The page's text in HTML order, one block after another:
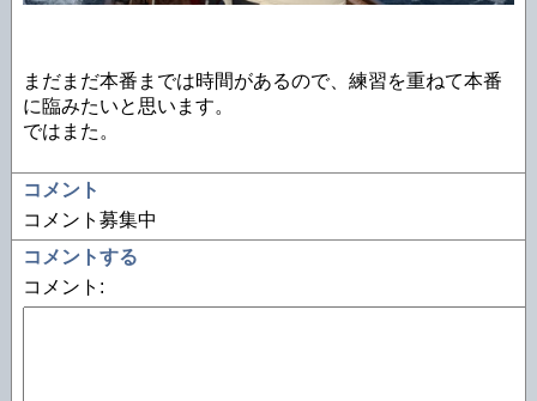
まだまだ本番までは時間があるので、練習を重ねて本番
に臨みたいと思います。
ではまた。
コメント
コメント募集中
コメントする
コメント: